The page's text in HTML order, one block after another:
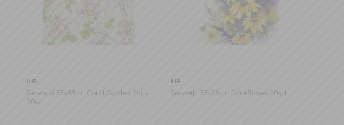
IHR
Serwetki 33x33cm Coral Garden Party
20szt.
IHR
Serwetki 33x33cm Coneflower 20szt.